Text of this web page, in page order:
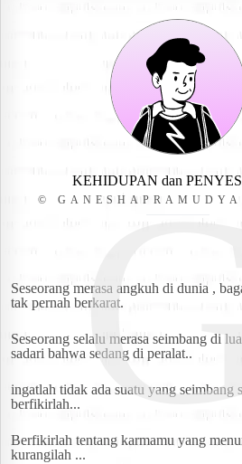
KEHIDUPAN dan
©
Seseorang merasa angkuh di dunia ,
tak pernah berkarat.
Seseorang selalu merasa seimbang di
sadari bahwa sedang di peralat..
ingatlah tidak ada suatu yang seimbang
berfikirlah...
Berfikirlah tentang karmamu yang
kurangilah ...